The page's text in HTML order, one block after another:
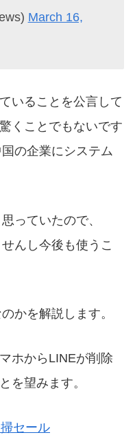
March 16,
いることを公言して
くことでもないです
の企業にシステム
っていたので、
んし今後も使うこ
かを解説します。
ホからLINEが削除
を望みます。
セール